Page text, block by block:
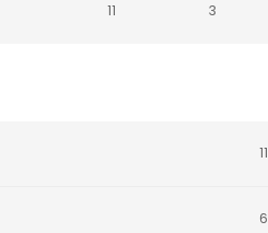
11 3
11
6